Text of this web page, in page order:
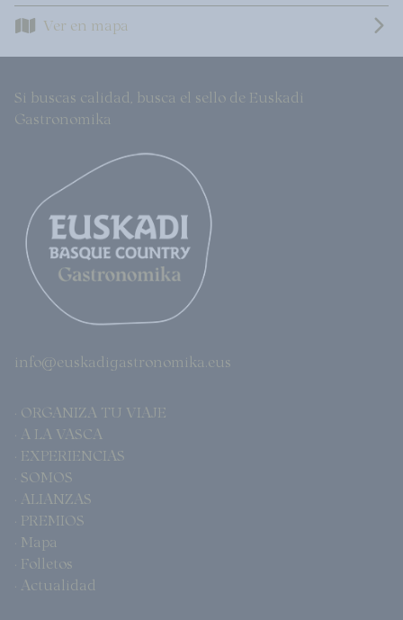
Ver en mapa
Si buscas calidad, busca el sello de Euskadi
Gastronomika
info@euskadigastronomika.eus
· ORGANIZA TU VIAJE
· A LA VASCA
· EXPERIENCIAS
· SOMOS
· ALIANZAS
· PREMIOS
· Mapa
· Folletos
· Actualidad